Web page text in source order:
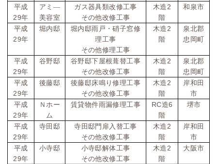
平成
29年
アミ―
美容室
ガス器具類改修工事
その他改修工事
木造2
階
和泉市
平成
29年
堀内邸
堀内邸雨戸・硝子窓修
理工事
その他修理工事
木造2
階
泉北郡
忠岡町
平成
29年
谷野邸
谷野邸下屋根葺替工事
その他改修工事
木造2
階
泉北郡
忠岡町
平成
29年
後藤邸
後藤邸床鳴り修理工事
その他改修工事
木造2
階
岸和田
市
平成
29年
Ｎホー
ム
賃貸物件雨漏修理工事 RC造6
階
堺市
平成
29年
寺田邸
寺田邸門扉入替工事
その他改修工事
木造2
階
岸和田
市
平成
29年
小寺邸
小寺邸解体工事
その他改修工事
木造2
階
大阪市